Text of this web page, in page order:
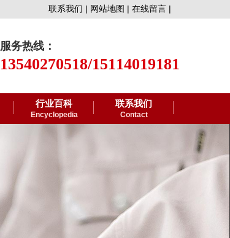
在线留言 |
网站地图 |
联系我们 |
服务热线：
13540270518/15114019181
行业百科
Encyclopedia
联系我们
Contact